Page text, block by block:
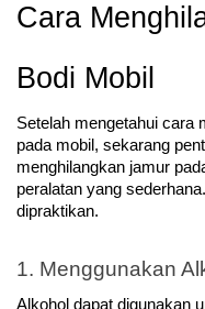
Cara
Bodi Mobil
Setelah mengetahui cara
pada mobil, sekarang
menghilangkan jamur
peralatan yang
dipraktikan.
1. Menggunakan
Alkohol dapat digunakan